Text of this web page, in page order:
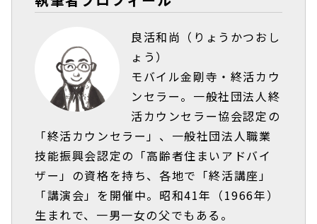
良活和尚（りょうかつおし
ょう）
モバイル金剛寺・終活カウ
ンセラー。一般社団法人終
活カウンセラー協会認定の
「終活カウンセラー」、一般社団法人職業
技能振興会認定の「高齢者住まいアドバイ
ザー」の資格を持ち、各地で「終活講座」
「講演会」を開催中。昭和41年（1966年）
生まれで、一男一女の父でもある。